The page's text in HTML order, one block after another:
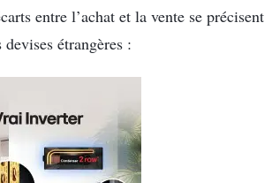
entre l’achat et la vente se précisent
étrangères :